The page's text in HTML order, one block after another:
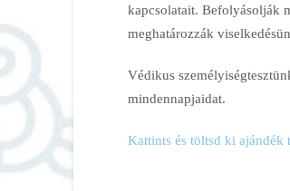
kapcsolatait. Befolyásolják
meghatározzák
Védikus
mindennapjaidat.
Kattints és töltsd ki ajándék